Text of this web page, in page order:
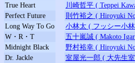
True Heart
Perfect Future
Long Way To Go
W・R・T
Midnight Black
Dr. Jackle
川崎哲平 ( Teppei
則竹裕之 ( Hiroyuki
小林太 ( フッシー小林
五十嵐誠 ( Makoto
野村裕幸 ( Hiroyuki
室屋光一郎 ( 大先生